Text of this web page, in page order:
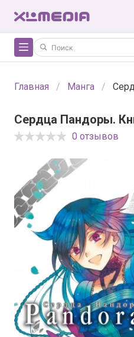
Главная Манга
Сердца Пандоры.
0 отзывов